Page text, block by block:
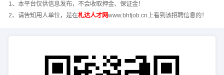
1、本平台仅供信息发布，不会收取押金、保证金！
2、请告知用人单位，是在札达人才网www.bhfjob.cn上看到该招聘信息的！